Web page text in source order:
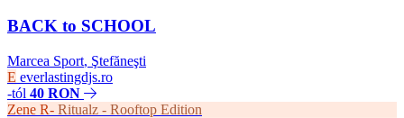
BACK to SCHOOL
Marcea Sport, Ştefăneşti
E everlastingdjs.ro
-tól 40 RON
Zene R- Ritualz - Rooftop Edition